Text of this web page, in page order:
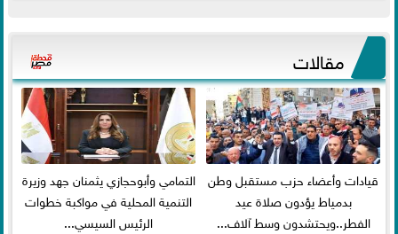
مقالات
قيادات وأعضاء حزب مستقبل وطن
بدمياط يؤدون صلاة عيد
الفطر..ويحتشدون وسط آلاف...
التمامي وأبوحجازي يثمنان جهد وزيرة
التنمية المحلية في مواكبة خطوات
الرئيس السيسي...